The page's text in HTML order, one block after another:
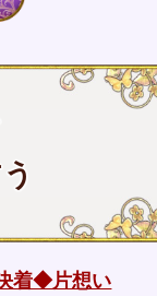
着◆片想い